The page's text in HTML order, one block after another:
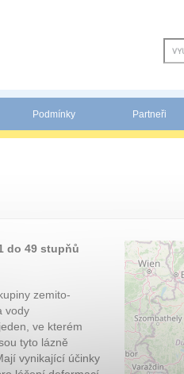
Podmínky Partneři
do 49 stupňů
zemito-
vody
ve kterém
tyto lázně
vynikající účinky